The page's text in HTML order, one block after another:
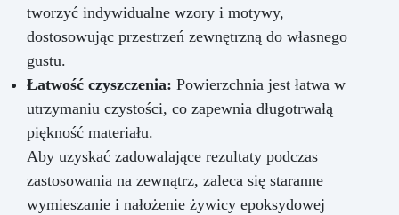
tworzyć indywidualne wzory i motywy,
dostosowując przestrzeń zewnętrzną do własnego
gustu.
Łatwość czyszczenia: Powierzchnia jest łatwa w
utrzymaniu czystości, co zapewnia długotrwałą
piękność materiału.
Aby uzyskać zadowalające rezultaty podczas
zastosowania na zewnątrz, zaleca się staranne
wymieszanie i nałożenie żywicy epoksydowej